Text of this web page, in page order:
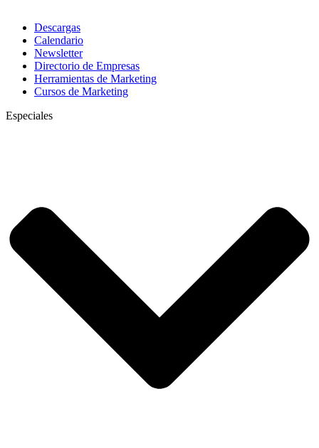
Descargas
Calendario
Newsletter
Directorio de Empresas
Herramientas de Marketing
Cursos de Marketing
Especiales